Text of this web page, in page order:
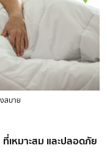
สบาย
เหมาะสม และปลอดภัย